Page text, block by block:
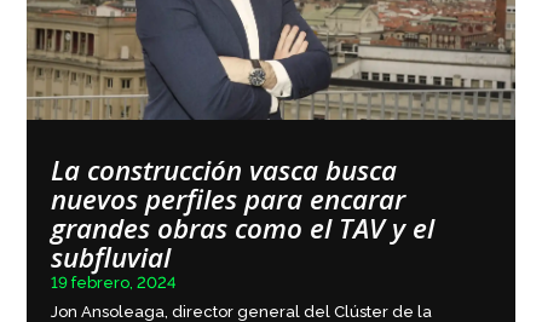
La construcción vasca busca
nuevos perfiles para encarar
grandes obras como el TAV y el
subfluvial
19 febrero, 2024
Jon Ansoleaga, director general del Clúster de la